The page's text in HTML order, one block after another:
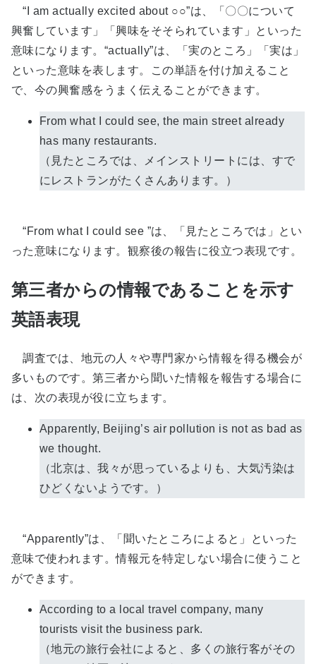
“I am actually excited about ○○”は、「〇〇について
興奮しています」「興味をそそられています」といった
意味になります。“actually”は、「実のところ」「実は」
といった意味を表します。この単語を付け加えること
で、今の興奮感をうまく伝えることができます。
From what I could see, the main street already
has many restaurants.
（見たところでは、メインストリートには、すで
にレストランがたくさんあります。）
“From what I could see ”は、「見たところでは」とい
った意味になります。観察後の報告に役立つ表現です。
第三者からの情報であることを示す
英語表現
調査では、地元の人々や専門家から情報を得る機会が
多いものです。第三者から聞いた情報を報告する場合に
は、次の表現が役に立ちます。
Apparently, Beijing’s air pollution is not as bad as
we thought.
（北京は、我々が思っているよりも、大気汚染は
ひどくないようです。）
“Apparently”は、「聞いたところによると」といった
意味で使われます。情報元を特定しない場合に使うこと
ができます。
According to a local travel company, many
tourists visit the business park.
（地元の旅行会社によると、多くの旅行客がその